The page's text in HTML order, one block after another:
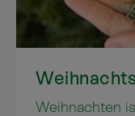
Weihnachten